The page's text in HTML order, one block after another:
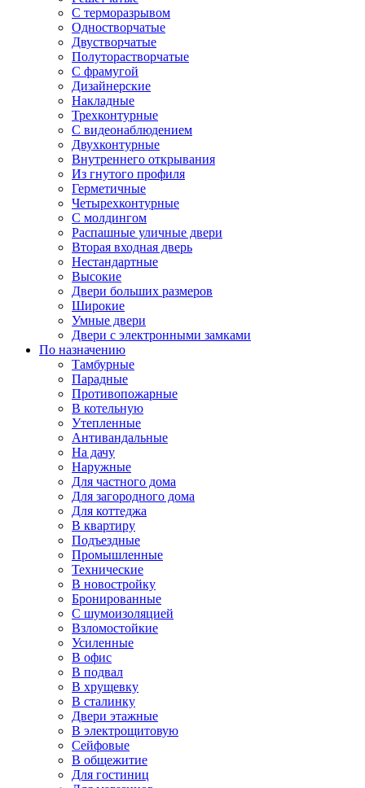
С терморазрывом
Одностворчатые
Двустворчатые
Полуторастворчатые
С фрамугой
Дизайнерские
Накладные
Трехконтурные
С видеонаблюдением
Двухконтурные
Внутреннего открывания
Из гнутого профиля
Герметичные
Четырехконтурные
С молдингом
Распашные уличные двери
Вторая входная дверь
Нестандартные
Высокие
Двери больших размеров
Широкие
Умные двери
Двери с электронными замками
По назначению
Тамбурные
Парадные
Противопожарные
В котельную
Утепленные
Антивандальные
На дачу
Наружные
Для частного дома
Для загородного дома
Для коттеджа
В квартиру
Подъездные
Промышленные
Технические
В новостройку
Бронированные
С шумоизоляцией
Взломостойкие
Усиленные
В офис
В подвал
В хрущевку
В сталинку
Двери этажные
В электрощитовую
Сейфовые
В общежитие
Для гостиниц